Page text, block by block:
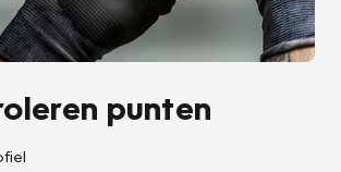
punten